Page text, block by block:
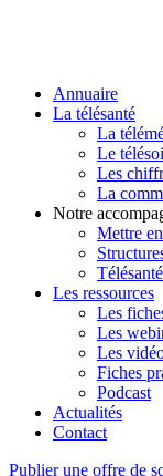
Annuaire
La télésanté
La
Le
Les
La
Notre
Mettre
Les ressources
Les
Les
Les
Fiches
Podcast
Actualités
Contact
Publier une offre de